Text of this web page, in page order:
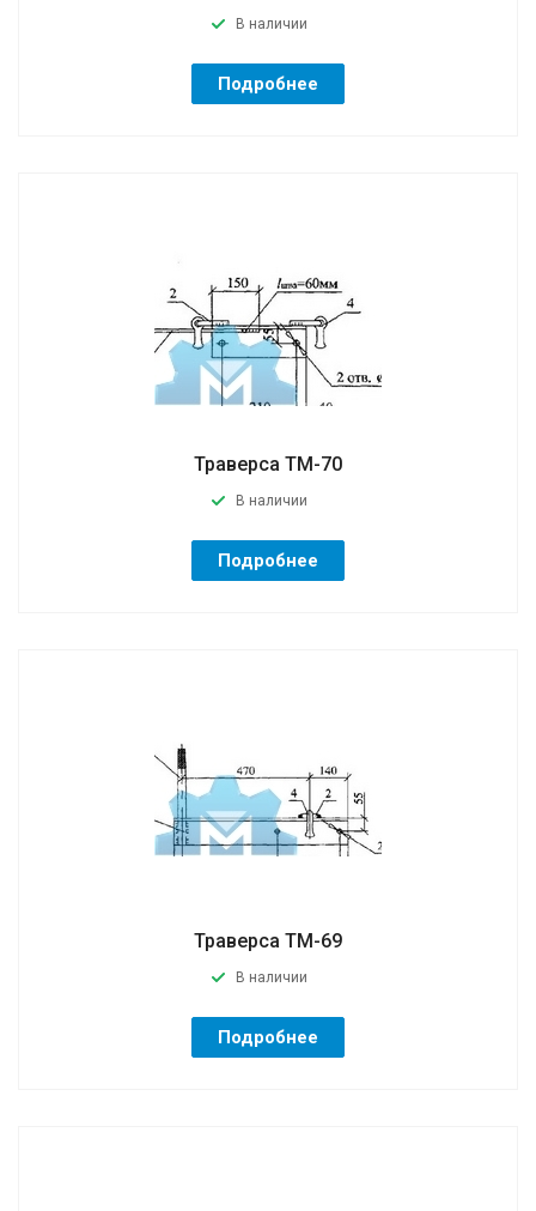
В наличии
Подробнее
Траверса ТМ-70
В наличии
Подробнее
Траверса ТМ-69
В наличии
Подробнее